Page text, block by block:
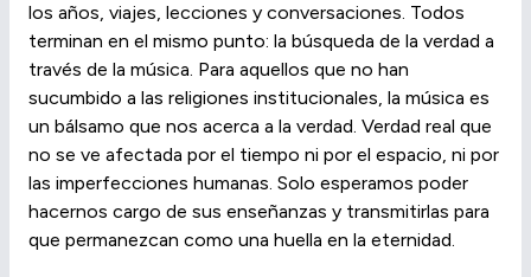
los años, viajes, lecciones y conversaciones. Todos
terminan en el mismo punto: la búsqueda de la verdad a
través de la música. Para aquellos que no han
sucumbido a las religiones institucionales, la música es
un bálsamo que nos acerca a la verdad. Verdad real que
no se ve afectada por el tiempo ni por el espacio, ni por
las imperfecciones humanas. Solo esperamos poder
hacernos cargo de sus enseñanzas y transmitirlas para
que permanezcan como una huella en la eternidad.